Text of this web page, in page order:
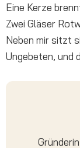
Eine Kerze
Zwei Gläser
Neben mir sitzt
Ungebeten, und